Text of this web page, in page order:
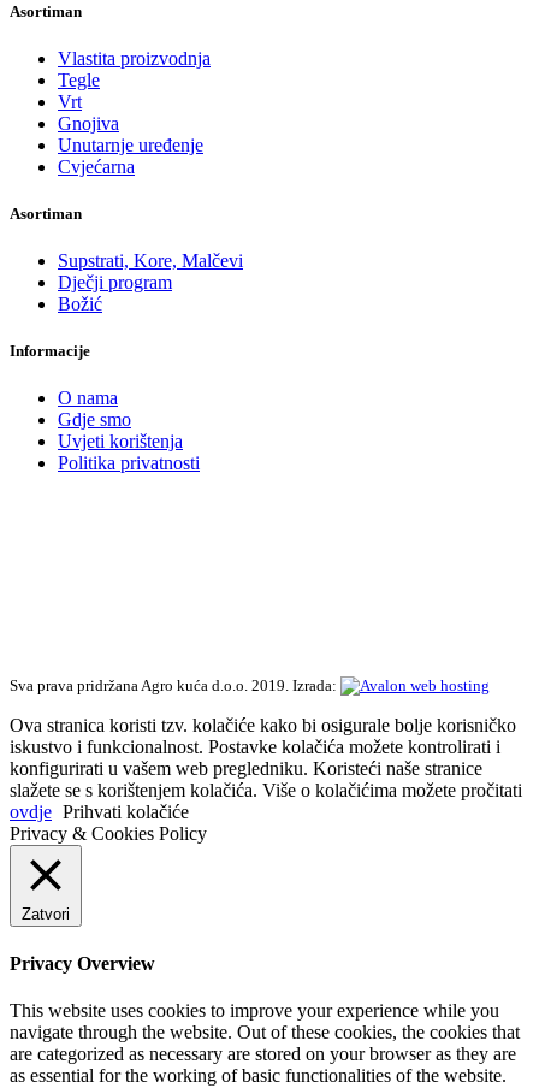
Asortiman
Vlastita proizvodnja
Tegle
Vrt
Gnojiva
Unutarnje uređenje
Cvjećarna
Asortiman
Supstrati, Kore, Malčevi
Dječji program
Božić
Informacije
O nama
Gdje smo
Uvjeti korištenja
Politika privatnosti
Sva prava pridržana Agro kuća d.o.o. 2019. Izrada:
Ova stranica koristi tzv. kolačiće kako bi osigurale bolje korisničko
iskustvo i funkcionalnost. Postavke kolačića možete kontrolirati i
konfigurirati u vašem web pregledniku. Koristeći naše stranice
slažete se s korištenjem kolačića. Više o kolačićima možete pročitati
ovdje Prihvati kolačiće
Privacy & Cookies Policy
Zatvori
Privacy Overview
This website uses cookies to improve your experience while you
navigate through the website. Out of these cookies, the cookies that
are categorized as necessary are stored on your browser as they are
as essential for the working of basic functionalities of the website.